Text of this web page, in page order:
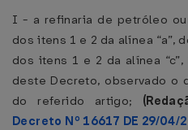
I - a refinaria de petróleo
dos itens 1 e 2 da alínea “a”,
dos itens 1 e 2 da alínea
deste Decreto, observado o
do referido artigo;
Decreto Nº 16617 DE 29/04/